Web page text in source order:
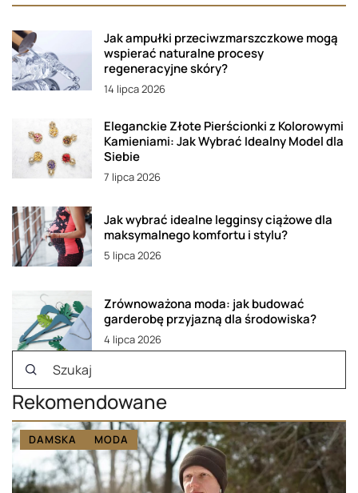
Jak ampułki przeciwzmarszczkowe mogą
wspierać naturalne procesy
regeneracyjne skóry?
14 lipca 2026
Eleganckie Złote Pierścionki z Kolorowymi
Kamieniami: Jak Wybrać Idealny Model dla
Siebie
7 lipca 2026
Jak wybrać idealne legginsy ciążowe dla
maksymalnego komfortu i stylu?
5 lipca 2026
Zrównoważona moda: jak budować
garderobę przyjazną dla środowiska?
4 lipca 2026
Rekomendowane
DAMSKA MODA